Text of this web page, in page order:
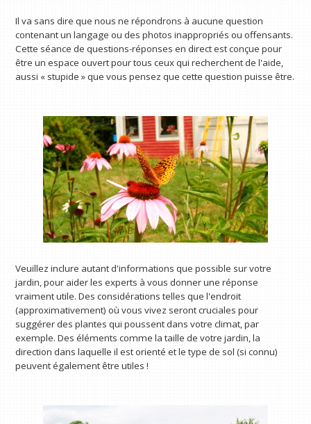
Il va sans dire que nous ne répondrons à aucune question
contenant un langage ou des photos inappropriés ou offensants.
Cette séance de questions-réponses en direct est conçue pour
être un espace ouvert pour tous ceux qui recherchent de l'aide,
aussi « stupide » que vous pensez que cette question puisse être.
Veuillez inclure autant d'informations que possible sur votre
jardin, pour aider les experts à vous donner une réponse
vraiment utile. Des considérations telles que l'endroit
(approximativement) où vous vivez seront cruciales pour
suggérer des plantes qui poussent dans votre climat, par
exemple. Des éléments comme la taille de votre jardin, la
direction dans laquelle il est orienté et le type de sol (si connu)
peuvent également être utiles !